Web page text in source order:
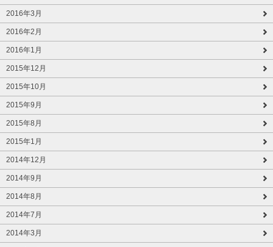
2016年3月
2016年2月
2016年1月
2015年12月
2015年10月
2015年9月
2015年8月
2015年1月
2014年12月
2014年9月
2014年8月
2014年7月
2014年3月